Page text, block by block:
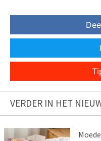
VERDER IN HET